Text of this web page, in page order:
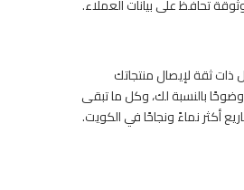
تحافظ على بيانات العملاء.
ذات ثقة لإيصال منتجاتك
بالنسبة لك، وكل ما تبقى
أكثر نماءً ونجاحًا في الكويت.